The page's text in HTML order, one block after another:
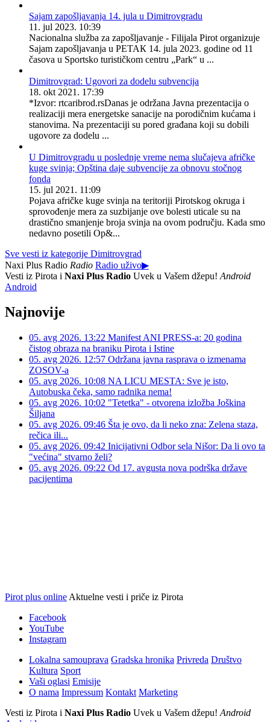
Sajam zapošljavanja 14. jula u Dimitrovgradu
11. jul 2023. 10:39
Nacionalna služba za zapošljavanje - Filijala Pirot organizuje
Sajam zapošljavanja u PETAК 14. jula 2023. godine od 11
časova u Sportsko turističkom centru „Park“ u ...
Dimitrovgrad: Ugovori za dodelu subvencija
18. okt 2021. 17:39
*Izvor: rtcaribrod.rsDanas je održana Javna prezentacija o
realizaciji mera energetske sanacije na porodičnim kućama i
stanovima. Na prezentaciji su pored građana koji su dobili
ugovore za dodelu ...
U Dimitrovgradu u poslednje vreme nema slučajeva afričke
kuge svinja; Opština daje subvencije za obnovu stočnog
fonda
15. jul 2021. 11:09
Pojava afričke kuge svinja na teritoriji Pirotskog okruga i
sprovođenje mera za suzbijanje ove bolesti uticale su na
drastično smanjenje broja svinja na ovom području. Kada smo
nedavno posetili Op&...
Sve vesti iz kategorije Dimitrovgrad
Naxi Plus Radio Radio Radio uživo▶
Vesti iz Pirota i Naxi Plus Radio Uvek u Vašem džepu! Android
Android
Najnovije
05. avg 2026. 13:22 Manifest ANI PRESS-a: 20 godina
čistog obraza na braniku Pirota i Istine
05. avg 2026. 12:57 Održana javna rasprava o izmenama
ZOSOV-a
05. avg 2026. 10:08 NA LICU MESTA: Sve je isto,
Autobuska čeka, samo radnika nema!
05. avg 2026. 10:02 "Tetetka" - otvorena izložba Joškina
Šiljana
05. avg 2026. 09:46 Šta je ovo, da li neko zna: Zelena staza,
rečica ili...
05. avg 2026. 09:42 Inicijativni Odbor sela Nišor: Da li ovo ta
"većina" stvarno želi?
05. avg 2026. 09:22 Od 17. avgusta nova podrška države
pacijentima
Pirot plus online Aktuelne vesti i priče iz Pirota
Facebook
YouTube
Instagram
Lokalna samouprava Gradska hronika Privreda Društvo
Kultura Sport
Vaši oglasi Emisije
O nama Impressum Kontakt Marketing
Vesti iz Pirota i Naxi Plus Radio Uvek u Vašem džepu! Android